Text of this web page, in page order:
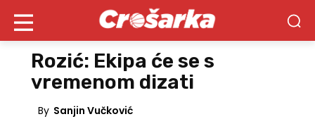
Rozić: Ekipa će se s
vremenom dizati
By Sanjin Vučković